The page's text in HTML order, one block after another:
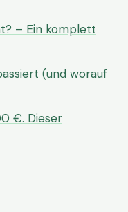
– Ein komplett
(und worauf
€. Dieser